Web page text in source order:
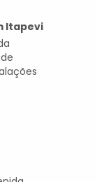
Itapevi